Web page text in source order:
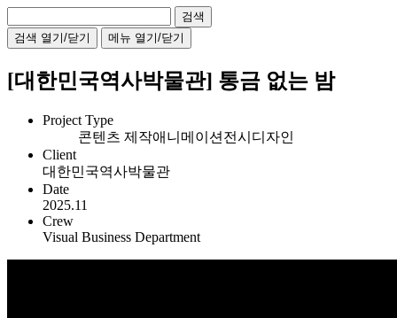
색:검색 열기/닫기 메뉴 열기/닫기
[대한민국역사박물관] 통금 없는 밤
Project Type
콘텐츠 제작애니메이션 전시디자인
Client
대한민국역사박물관
Date
2025.11
Crew
Visual Business Department